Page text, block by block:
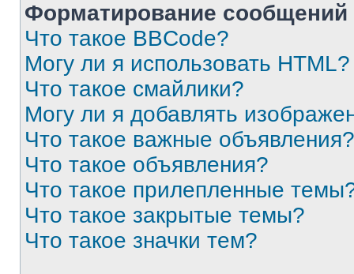
Форматирование
Что такое BBCode?
Могу ли я использовать HTML?
Что такое смайлики?
Могу ли я добавлять
Что такое важные объявления?
Что такое объявления?
Что такое прилепленные
Что такое закрытые темы?
Что такое значки тем?